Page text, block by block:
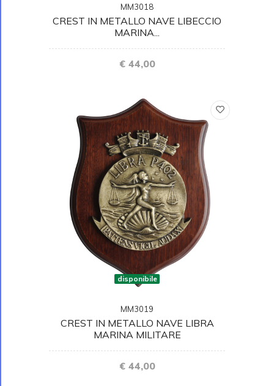
MM3018
CREST IN METALLO NAVE LIBECCIO
MARINA...
€ 44,00
disponibile
MM3019
CREST IN METALLO NAVE LIBRA
MARINA MILITARE
€ 44,00